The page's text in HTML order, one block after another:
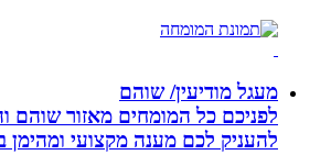
מעגל מודיעין/ שוהם
לפניכם כל המומחים מאזור שוהם
להעניק לכם מענה מקצועי ומהימן